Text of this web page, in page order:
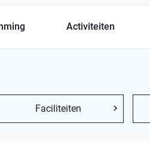
Activiteiten
Faciliteiten